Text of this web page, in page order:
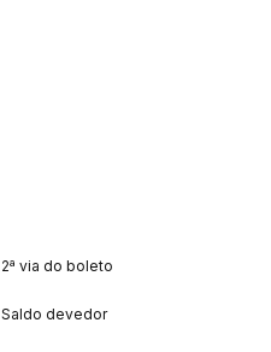
2ª via do boleto
Saldo devedor